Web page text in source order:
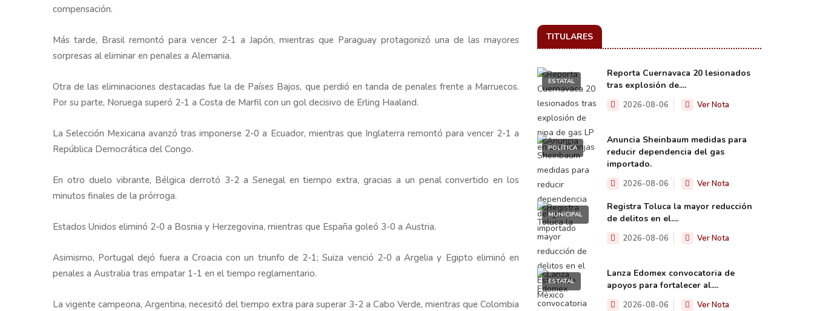
compensación.
Más tarde, Brasil remontó para vencer 2-1 a Japón, mientras que Paraguay protagonizó una de las mayores
sorpresas al eliminar en penales a Alemania.
Otra de las eliminaciones destacadas fue la de Países Bajos, que perdió en tanda de penales frente a Marruecos.
Por su parte, Noruega superó 2-1 a Costa de Marfil con un gol decisivo de Erling Haaland.
La Selección Mexicana avanzó tras imponerse 2-0 a Ecuador, mientras que Inglaterra remontó para vencer 2-1 a
República Democrática del Congo.
En otro duelo vibrante, Bélgica derrotó 3-2 a Senegal en tiempo extra, gracias a un penal convertido en los
minutos finales de la prórroga.
Estados Unidos eliminó 2-0 a Bosnia y Herzegovina, mientras que España goleó 3-0 a Austria.
Asimismo, Portugal dejó fuera a Croacia con un triunfo de 2-1; Suiza venció 2-0 a Argelia y Egipto eliminó en
penales a Australia tras empatar 1-1 en el tiempo reglamentario.
La vigente campeona, Argentina, necesitó del tiempo extra para superar 3-2 a Cabo Verde, mientras que Colombia
TITULARES
ESTATAL
Reporta Cuernavaca 20 lesionados
tras explosión de....
2026-08-06 Ver Nota
POLÍTICA
Anuncia Sheinbaum medidas para
reducir dependencia del gas
importado.
2026-08-06 Ver Nota
MUNICIPAL
Registra Toluca la mayor reducción
de delitos en el....
2026-08-06 Ver Nota
ESTATAL
Lanza Edomex convocatoria de
apoyos para fortalecer al....
2026-08-06 Ver Nota